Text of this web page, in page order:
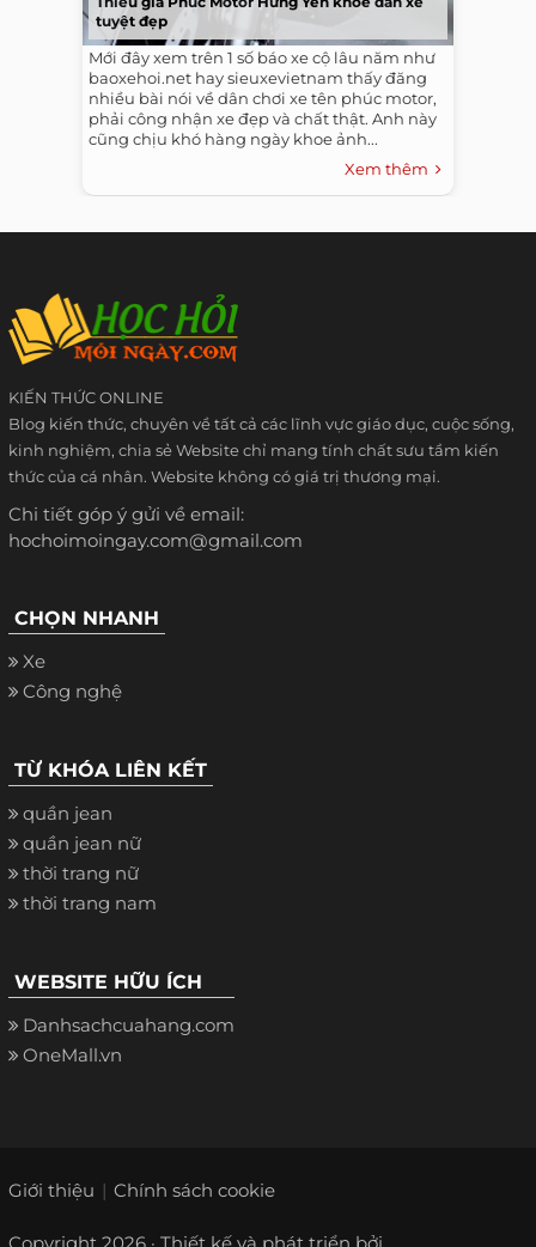
tuyệt đẹp
Mới đây xem trên 1 số báo xe cộ lâu năm như
baoxehoi.net hay sieuxevietnam thấy đăng
nhiều bài nói về dân chơi xe tên phúc motor,
phải công nhận xe đẹp và chất thật. Anh này
cũng chịu khó hàng ngày khoe ảnh...
Xem thêm
KIẾN THỨC ONLINE
Blog kiến thức, chuyên về tất cả các lĩnh vực giáo dục, cuộc sống,
kinh nghiệm, chia sẻ Website chỉ mang tính chất sưu tầm kiến
thức của cá nhân. Website không có giá trị thương mại.
Chi tiết góp ý gửi về email:
hochoimoingay.com@gmail.com
CHỌN NHANH
Xe
Công nghệ
TỪ KHÓA LIÊN KẾT
quần jean
quần jean nữ
thời trang nữ
thời trang nam
WEBSITE HỮU ÍCH
Danhsachcuahang.com
OneMall.vn
Giới thiệu Chính sách cookie
Copyright 2026 · Thiết kế và phát triển bởi